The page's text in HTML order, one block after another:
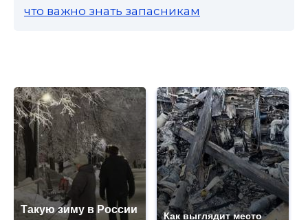
что важно знать запасникам
Такую зиму в России
Как выглядит место